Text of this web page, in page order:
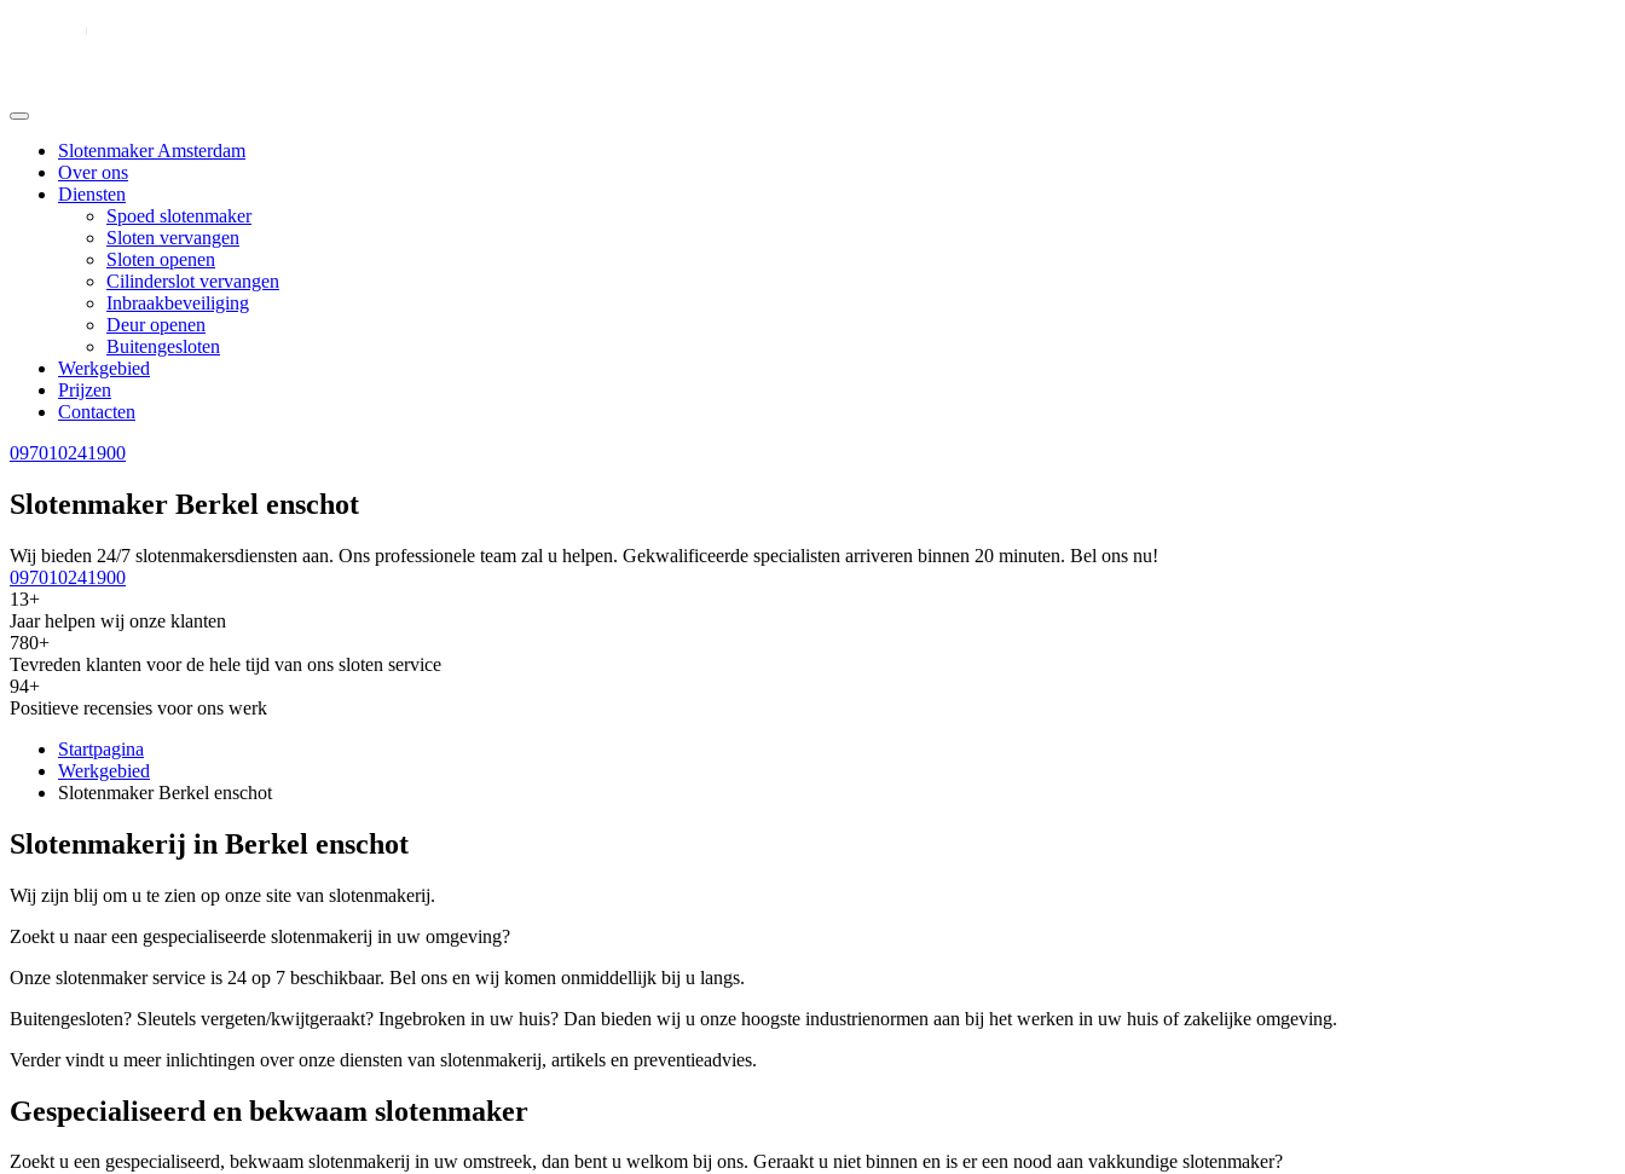
Slotenmaker Amsterdam
Over ons
Diensten
Spoed slotenmaker
Sloten vervangen
Sloten openen
Cilinderslot vervangen
Inbraakbeveiliging
Deur openen
Buitengesloten
Werkgebied
Prijzen
Contacten
097010241900
Slotenmaker Berkel enschot
Wij bieden 24/7 slotenmakersdiensten aan. Ons professionele team zal u helpen. Gekwalificeerde specialisten arriveren binnen 20 minuten. Bel ons nu!
097010241900
13+
Jaar helpen wij onze klanten
780+
Tevreden klanten voor de hele tijd van ons sloten service
94+
Positieve recensies voor ons werk
Startpagina
Werkgebied
Slotenmaker Berkel enschot
Slotenmakerij in Berkel enschot
Wij zijn blij om u te zien op onze site van slotenmakerij.
Zoekt u naar een gespecialiseerde slotenmakerij in uw omgeving?
Onze slotenmaker service is 24 op 7 beschikbaar. Bel ons en wij komen onmiddellijk bij u langs.
Buitengesloten? Sleutels vergeten/kwijtgeraakt? Ingebroken in uw huis? Dan bieden wij u onze hoogste industrienormen aan bij het werken in uw huis of zakelijke omgeving.
Verder vindt u meer inlichtingen over onze diensten van slotenmakerij, artikels en preventieadvies.
Gespecialiseerd en bekwaam slotenmaker
Zoekt u een gespecialiseerd, bekwaam slotenmakerij in uw omstreek, dan bent u welkom bij ons. Geraakt u niet binnen en is er een nood aan vakkundige slotenmaker?